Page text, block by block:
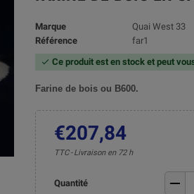
Marque
Quai West 33
Référence
far1
 Ce produit est en stock et peut
Farine de bois ou B600.
€207,84
TTC Livraison en 72 h
Quantité remove